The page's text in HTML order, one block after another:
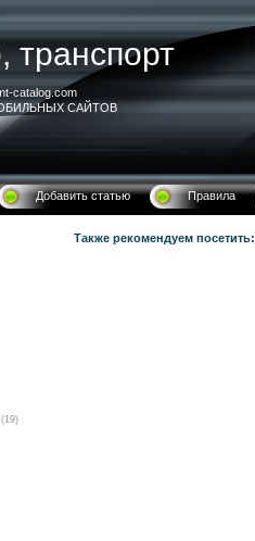
транспорт
catalog.com
САЙТОВ
Добавить статью Правила
Также рекомендуем посетить: